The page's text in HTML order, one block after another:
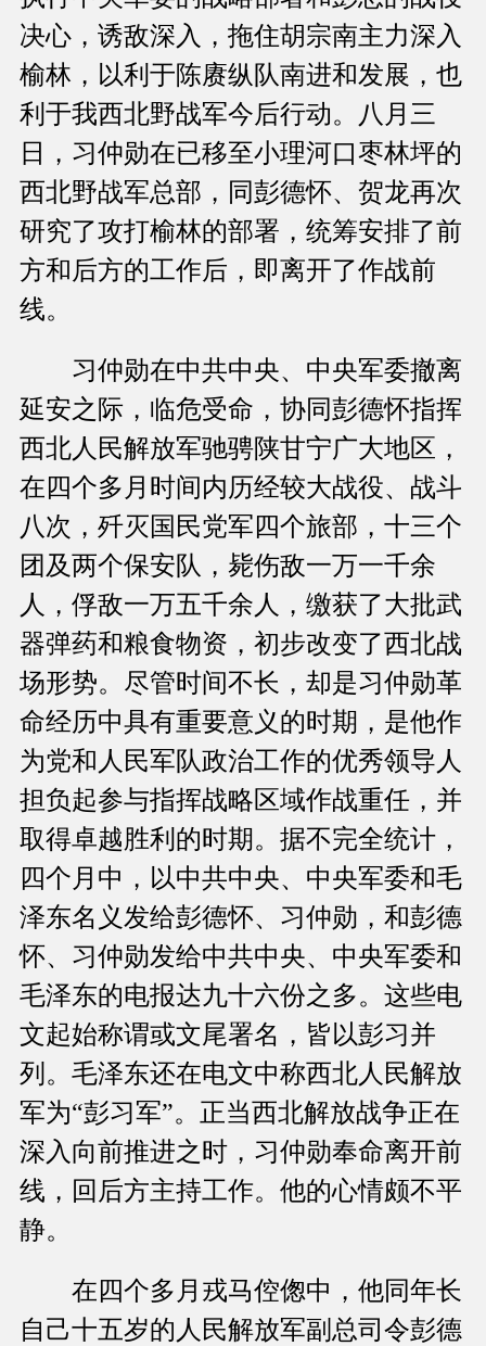
决心，诱敌深入，拖住胡宗南主力深入
榆林，以利于陈赓纵队南进和发展，也
利于我西北野战军今后行动。八月三
日，习仲勋在已移至小理河口枣林坪的
西北野战军总部，同彭德怀、贺龙再次
研究了攻打榆林的部署，统筹安排了前
方和后方的工作后，即离开了作战前
线。
习仲勋在中共中央、中央军委撤离
延安之际，临危受命，协同彭德怀指挥
西北人民解放军驰骋陕甘宁广大地区，
在四个多月时间内历经较大战役、战斗
八次，歼灭国民党军四个旅部，十三个
团及两个保安队，毙伤敌一万一千余
人，俘敌一万五千余人，缴获了大批武
器弹药和粮食物资，初步改变了西北战
场形势。尽管时间不长，却是习仲勋革
命经历中具有重要意义的时期，是他作
为党和人民军队政治工作的优秀领导人
担负起参与指挥战略区域作战重任，并
取得卓越胜利的时期。据不完全统计，
四个月中，以中共中央、中央军委和毛
泽东名义发给彭德怀、习仲勋，和彭德
怀、习仲勋发给中共中央、中央军委和
毛泽东的电报达九十六份之多。这些电
文起始称谓或文尾署名，皆以彭习并
列。毛泽东还在电文中称西北人民解放
军为“彭习军”。正当西北解放战争正在
深入向前推进之时，习仲勋奉命离开前
线，回后方主持工作。他的心情颇不平
静。
在四个多月戎马倥偬中，他同年长
自己十五岁的人民解放军副总司令彭德